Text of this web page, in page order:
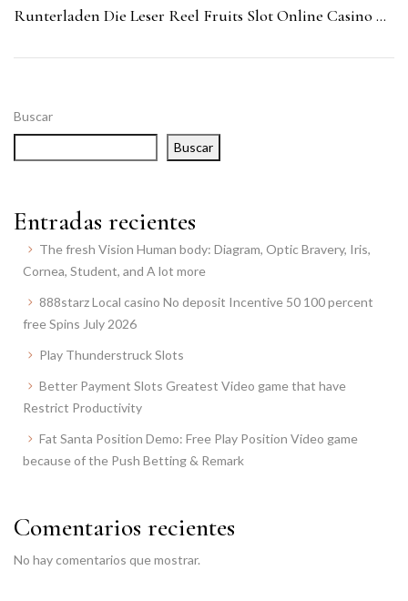
Buscar
Buscar
Entradas recientes
The fresh Vision Human body: Diagram, Optic Bravery, Iris,
Cornea, Student, and A lot more
888starz Local casino No deposit Incentive 50 100 percent
free Spins July 2026
Play Thunderstruck Slots
Better Payment Slots Greatest Video game that have
Restrict Productivity
Fat Santa Position Demo: Free Play Position Video game
because of the Push Betting & Remark
Comentarios recientes
No hay comentarios que mostrar.
Runterladen Die Leser Reel Fruits Slot Online Casino Nachfolgende King Kong Coloring